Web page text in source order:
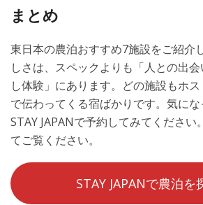
まとめ
東日本の農泊おすすめ7施設をご紹介
しさは、スペックよりも「人との出
し体験」にあります。どの施設もホ
で伝わってくる宿ばかりです。気に
STAY JAPANで予約してみてくださ
てご覧ください。
STAY JAPANで農泊